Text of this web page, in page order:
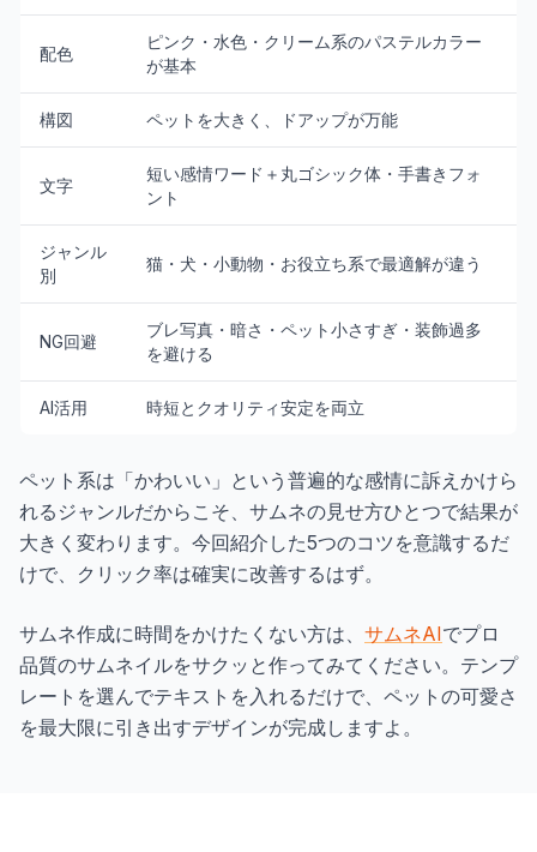
配色
ピンク・水色・クリーム系のパステルカラー
が基本
構図 ペットを大きく、ドアップが万能
文字
短い感情ワード＋丸ゴシック体・手書きフォ
ント
ジャンル
別
猫・犬・小動物・お役立ち系で最適解が違う
NG回避
ブレ写真・暗さ・ペット小さすぎ・装飾過多
を避ける
AI活用 時短とクオリティ安定を両立
ペット系は「かわいい」という普遍的な感情に訴えかけら
れるジャンルだからこそ、サムネの見せ方ひとつで結果が
大きく変わります。今回紹介した5つのコツを意識するだ
けで、クリック率は確実に改善するはず。
サムネ作成に時間をかけたくない方は、 サムネAIでプロ
品質のサムネイルをサクッと作ってみてください。テンプ
レートを選んでテキストを入れるだけで、ペットの可愛さ
を最大限に引き出すデザインが完成しますよ。